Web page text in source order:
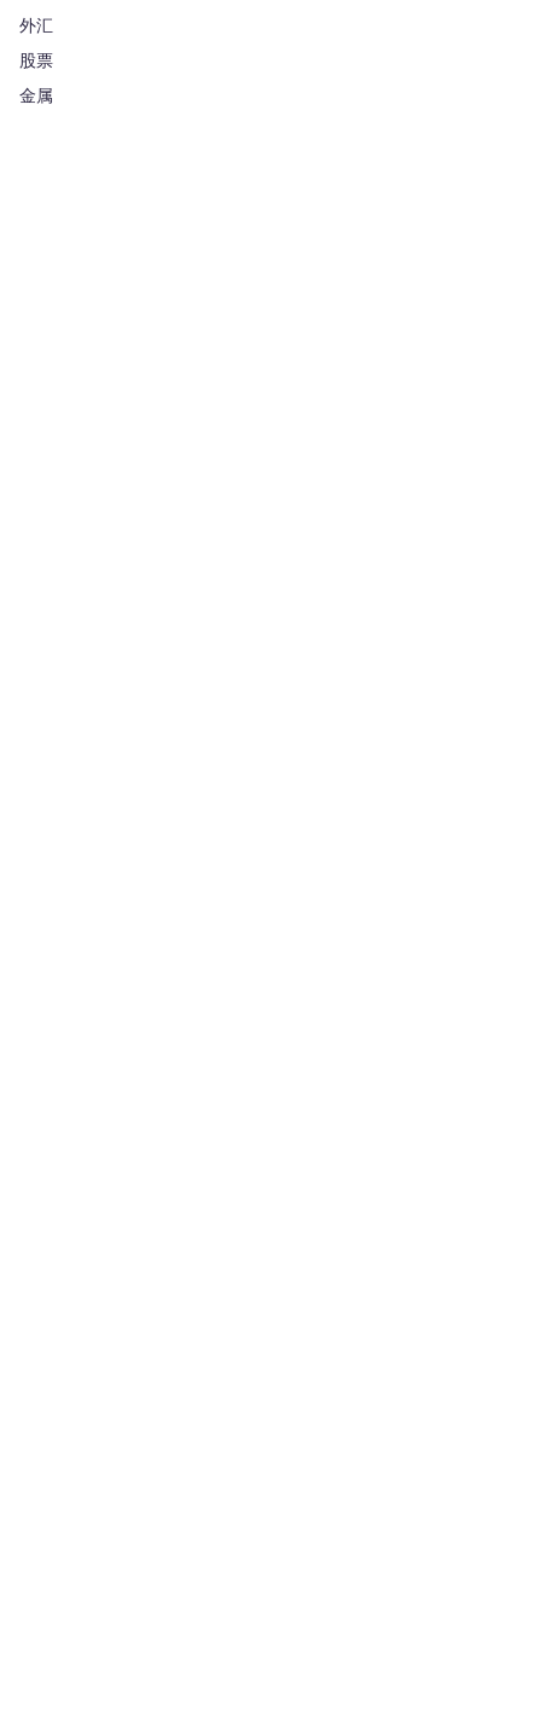
外汇
股票
金属